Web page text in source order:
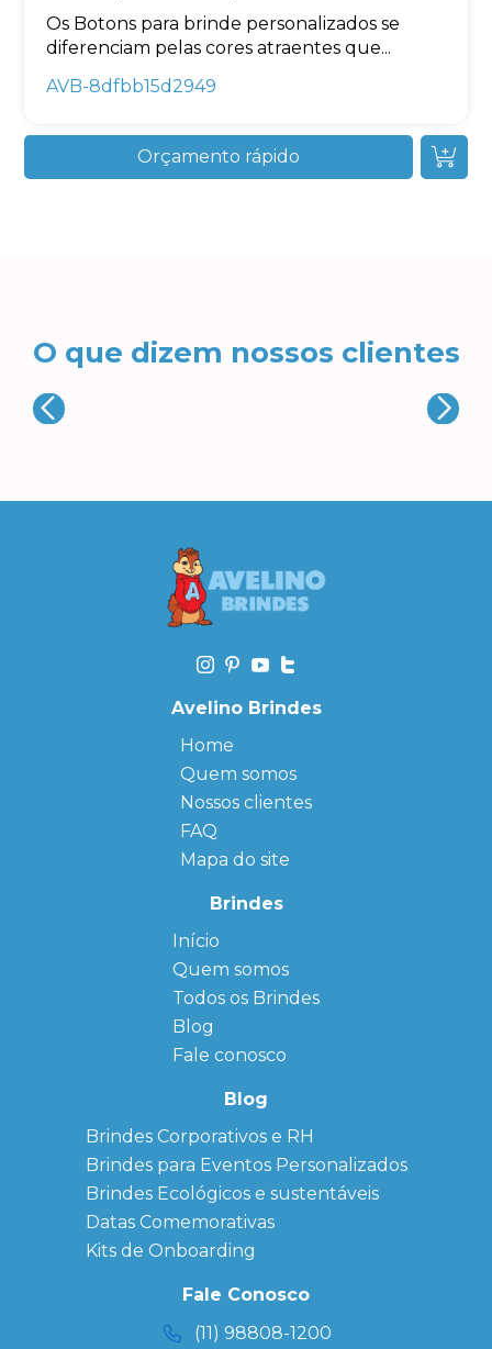
Os Botons para brinde personalizados se
diferenciam pelas cores atraentes que...
AVB-8dfbb15d2949
Orçamento rápido
O que dizem nossos clientes
Avelino Brindes
Home
Quem somos
Nossos clientes
FAQ
Mapa do site
Brindes
Início
Quem somos
← Back
FAQ
Sitemap
Todos os Brindes
← Back
Agendas
Personalizadas
Personalizado
personalizados
Brindes
Corporativos
Copos Térmicos
Personalizados
Datas Especiais
Ecobag
Personalizada
Kits
Blog
Fale conosco
Blog
Brindes Corporativos e RH
Brindes para Eventos Personalizados
Brindes Ecológicos e sustentáveis
Datas Comemorativas
Kits de Onboarding
Fale Conosco
(11) 98808-1200